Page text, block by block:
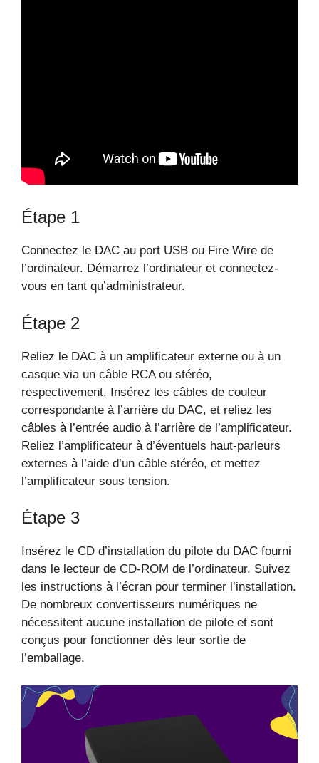
Étape 1
Connectez le DAC au port USB ou Fire Wire de
l’ordinateur. Démarrez l’ordinateur et connectez-
vous en tant qu’administrateur.
Étape 2
Reliez le DAC à un amplificateur externe ou à un
casque via un câble RCA ou stéréo,
respectivement. Insérez les câbles de couleur
correspondante à l’arrière du DAC, et reliez les
câbles à l’entrée audio à l’arrière de l’amplificateur.
Reliez l’amplificateur à d’éventuels haut-parleurs
externes à l’aide d’un câble stéréo, et mettez
l’amplificateur sous tension.
Étape 3
Insérez le CD d’installation du pilote du DAC fourni
dans le lecteur de CD-ROM de l’ordinateur. Suivez
les instructions à l’écran pour terminer l’installation.
De nombreux convertisseurs numériques ne
nécessitent aucune installation de pilote et sont
conçus pour fonctionner dès leur sortie de
l’emballage.